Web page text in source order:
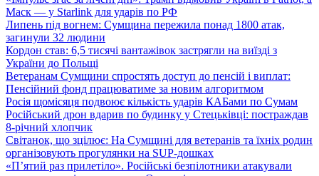
Маск — у Starlink для ударів по РФ
Липень під вогнем: Сумщина пережила понад 1800 атак,
загинули 32 людини
Кордон став: 6,5 тисячі вантажівок застрягли на виїзді з
України до Польщі
Ветеранам Сумщини спростять доступ до пенсій і виплат:
Пенсійний фонд працюватиме за новим алгоритмом
Росія щомісяця подвоює кількість ударів КАБами по Сумам
Російський дрон вдарив по будинку у Стецьківці: постраждав
8-річний хлопчик
Світанок, що зцілює: На Сумщині для ветеранів та їхніх родин
організовують прогулянки на SUP-дошках
«П’ятий раз прилетіло». Російські безпілотники атакували